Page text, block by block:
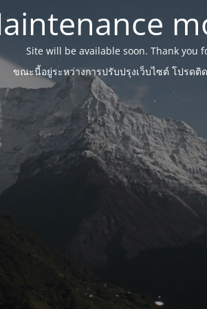
Site will be available soon. Thank you
ขณะนี้อยู่ระหว่างการปรับปรุงเว็บไซต์ โปรดติ